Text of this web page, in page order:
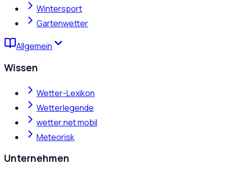
Wintersport
Gartenwetter
Allgemein
Wissen
Wetter-Lexikon
Wetterlegende
wetter.net mobil
Meteorisk
Unternehmen